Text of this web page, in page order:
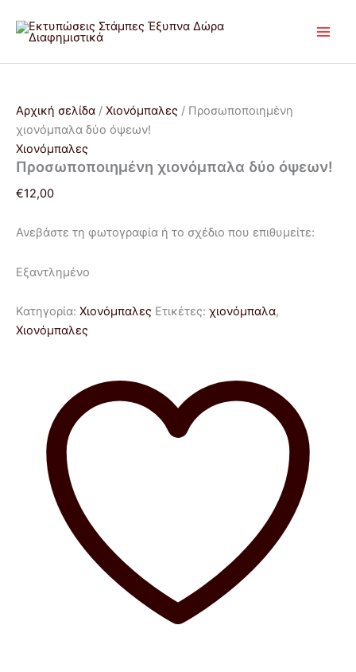
στο
περιεχόμενο
Αρχική σελίδα / Χιονόμπαλες / Προσωποποιημένη
χιονόμπαλα δύο όψεων!
Χιονόμπαλες
Προσωποποιημένη χιονόμπαλα δύο όψεων!
€12,00
Ανεβάστε τη φωτογραφία ή το σχέδιο που επιθυμείτε:
Εξαντλημένο
Κατηγορία: Χιονόμπαλες Ετικέτες: χιονόμπαλα,
Χιονόμπαλες